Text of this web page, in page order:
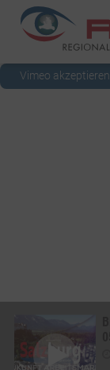
Vimeo akzeptieren